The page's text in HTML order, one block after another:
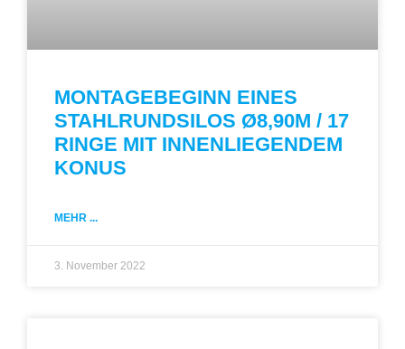
MONTAGEBEGINN EINES
STAHLRUNDSILOS Ø8,90M / 17
RINGE MIT INNENLIEGENDEM
KONUS
MEHR ...
3. November 2022